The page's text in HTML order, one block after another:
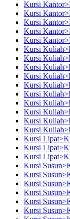
Kursi
Kursi
Kursi
Kursi
Kursi
Kursi
Kursi
Kursi
Kursi
Kursi
Kursi
Kursi
Kursi
Kursi
Kursi
Kursi
Kursi
Kursi
Kursi
Kursi
Kursi
Kursi
Kursi
Kursi